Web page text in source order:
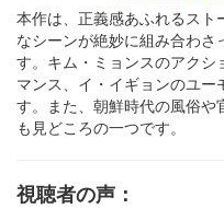
本作は、正義感あふれるス
なシーンが絶妙に組み合わ
す。キム・ミョンスのアクシ
マンス、イ・イギョンのユー
す。また、朝鮮時代の風俗
も見どころの一つです。
視聴者の声：